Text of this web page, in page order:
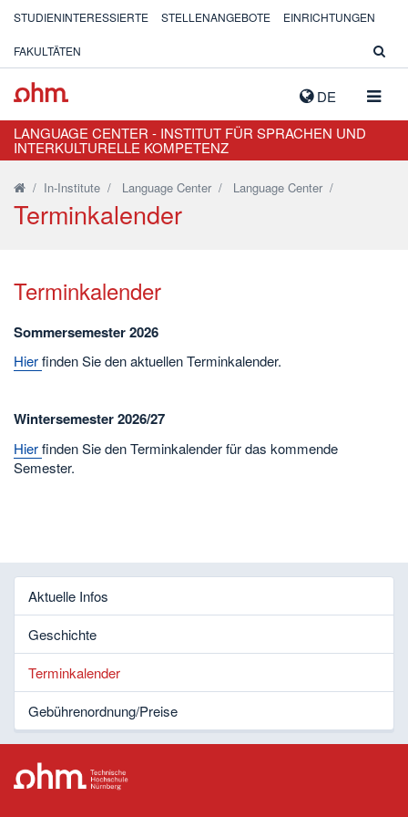
DE
STUDIENINTERESSIERTE STELLENANGEBOTE EINRICHTUNGEN
FAKULTÄTEN
LANGUAGE CENTER - INSTITUT FÜR SPRACHEN UND
INTERKULTURELLE KOMPETENZ
/ In-Institute / Language Center / Language Center /
Terminkalender
Terminkalender
Sommersemester 2026
Hierfinden Sie den aktuellen Terminkalender.
Wintersemester 2026/27
Hierfinden Sie den Terminkalender für das kommende
Semester.
Aktuelle Infos
Geschichte
Terminkalender
Gebührenordnung/Preise